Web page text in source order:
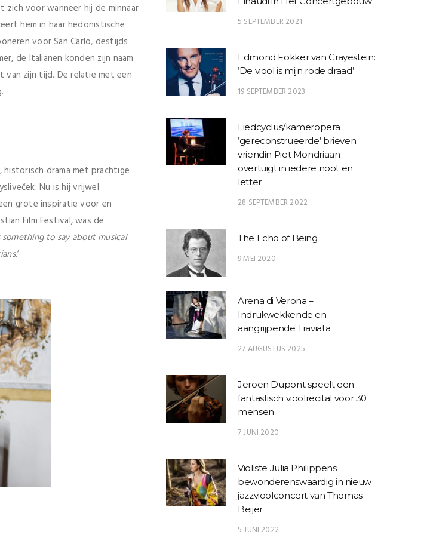
voor wanneer hij de minnaar
hem in haar hedonistische
voor San Carlo, destijds
de Italianen konden zijn naam
zijn tijd. De relatie met een
historisch drama met prachtige
Nu is hij vrijwel
grote inspiratie voor en
Film Festival, was de
to say about musical
.’
5 SEPTEMBER 2021
Edmond Fokker van Crayestein:
‘De viool is mijn rode draad’
19 SEPTEMBER 2023
Liedcyclus/kameropera
‘gereconstrueerde’ brieven
vriendin Piet Mondriaan
overtuigt in iedere noot en
letter
28 SEPTEMBER 2022
The Echo of Being
9 MEI 2020
Arena di Verona –
Indrukwekkende en
aangrijpende Traviata
27 AUGUSTUS 2025
Jeroen Dupont speelt een
fantastisch vioolrecital voor 30
mensen
7 JUNI 2020
Violiste Julia Philippens
bewonderenswaardig in nieuw
jazzvioolconcert van Thomas
Beijer
5 JUNI 2022